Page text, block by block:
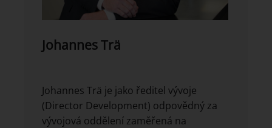
Johannes Trä
Johannes Trä je jako ředitel vývoje
(Director Development) odpovědný za
vývojová oddělení zaměřená na